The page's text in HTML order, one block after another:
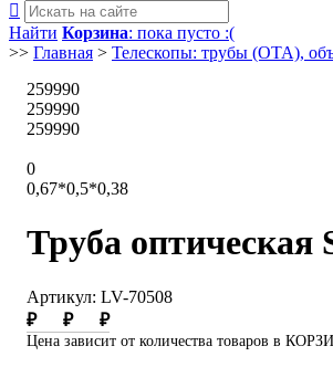

Найти Корзина: пока пусто :(
>> Главная > Телескопы: трубы (OTA),
259990
259990
259990
0
0,67*0,5*0,38
Труба
Артикул: LV-70508
₽
₽ ₽
Цена зависит от количества товаров в